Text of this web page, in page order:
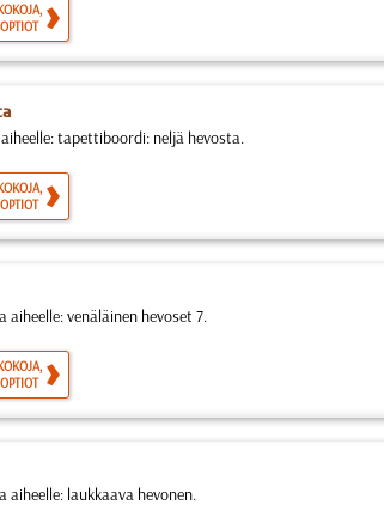
tapettiboordi: neljä hevosta.
venäläinen hevoset 7.
laukkaava hevonen.